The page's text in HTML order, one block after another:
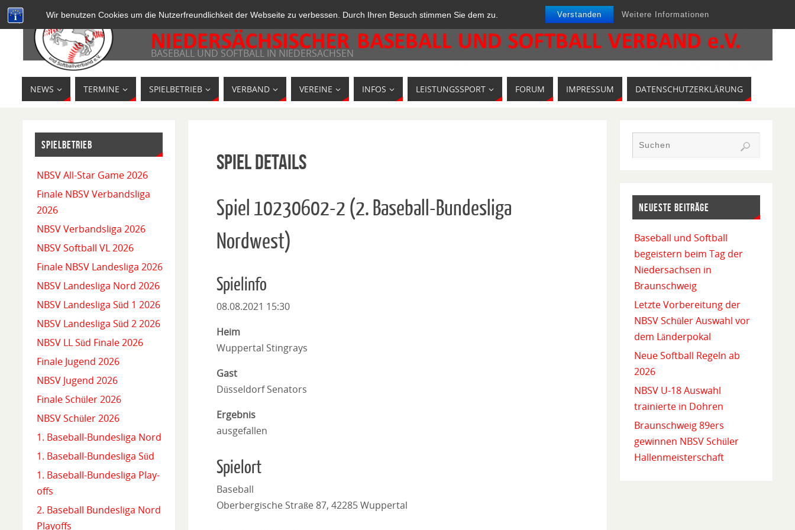
Wir benutzen Cookies um die Nutzerfreundlichkeit der Webseite zu verbessen. Durch Ihren Besuch stimmen Sie dem zu. Verstanden Weitere Informationen
BASEBALL UND SOFTBALL IN NIEDERSACHSEN
NEWS TERMINE SPIELBETRIEB VERBAND VEREINE INFOS LEISTUNGSSPORT FORUM IMPRESSUM DATENSCHUTZERKLÄRUNG
Spiel Details
Spiel 10230602-2 (2. Baseball-Bundesliga
Nordwest)
Spielinfo
08.08.2021 15:30
Heim
Wuppertal Stingrays
Gast
Düsseldorf Senators
Ergebnis
ausgefallen
Spielort
Baseball
Oberbergische Straße 87, 42285 Wuppertal
SPIELBETRIEB
NBSV All-Star Game 2026
Finale NBSV Verbandsliga
2026
NBSV Verbandsliga 2026
NBSV Softball VL 2026
Finale NBSV Landesliga 2026
NBSV Landesliga Nord 2026
NBSV Landesliga Süd 1 2026
NBSV Landesliga Süd 2 2026
NBSV LL Süd Finale 2026
Finale Jugend 2026
NBSV Jugend 2026
Finale Schüler 2026
NBSV Schüler 2026
1. Baseball-Bundesliga Nord
1. Baseball-Bundesliga Süd
1. Baseball-Bundesliga Play-
offs
2. Baseball Bundesliga Nord
Playoffs
NEUESTE BEITRÄGE
Baseball und Softball
begeistern beim Tag der
Niedersachsen in
Braunschweig
Letzte Vorbereitung der
NBSV Schüler Auswahl vor
dem Länderpokal
Neue Softball Regeln ab
2026
NBSV U-18 Auswahl
trainierte in Dohren
Braunschweig 89ers
gewinnen NBSV Schüler
Hallenmeisterschaft